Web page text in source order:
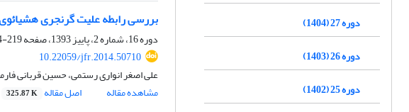
بررسی رابطه علیت گرنجری هشیائوی بازده شاخص 11 بورس جهان
دوره 16، شماره 2، پاییز 1393، صفحه
219-234
10.22059/jfr.2014.50710
علی اصغر انواری رستمی، حسین قربانی
مشاهده مقاله
اصل مقاله 325.87 K
دوره 27 (1404)
دوره 26 (1403)
دوره 25 (1402)